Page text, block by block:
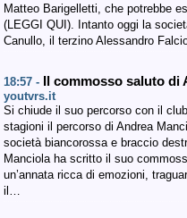
Matteo Barigelletti, che potrebbe
(LEGGI QUI). Intanto oggi la
Canullo, il terzino Alessandro
18:57 - Il commosso saluto di
youtvrs.it
Si chiude il suo percorso con il
stagioni il percorso di Andrea
società biancorossa e braccio
Manciola ha scritto il suo
un’annata ricca di emozioni,
il…